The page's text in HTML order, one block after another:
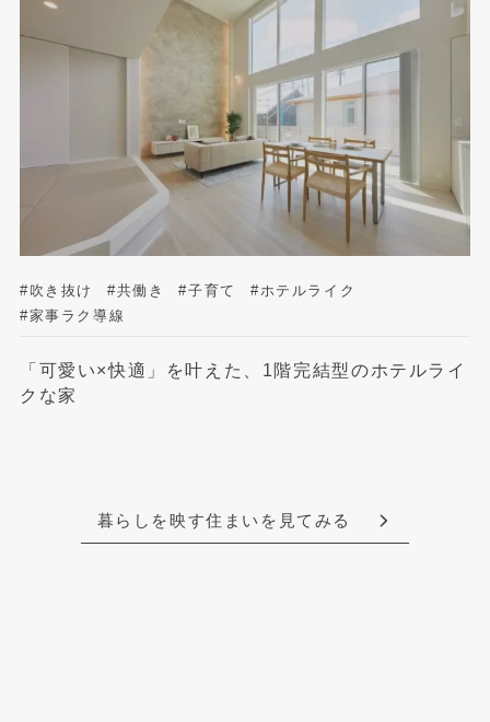
#吹き抜け #共働き #子育て
#ホテルライク
#家事ラク導線
「可愛い×快適」を叶えた、1階完結型のホテルライ
クな家
暮らしを映す住まいを見てみる